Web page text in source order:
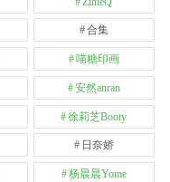
合集
喵糖印画
安然anran
徐莉芝Booty
日奈娇
杨晨晨Yome